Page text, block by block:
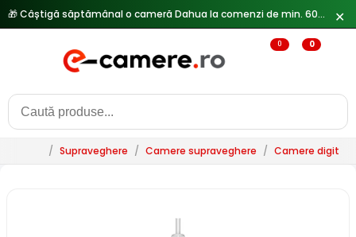
✕
0 0
/ Supraveghere / Camere supraveghere / Camere digitale